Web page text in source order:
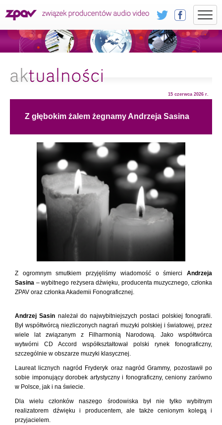
15 czerwca 2026 r.
Z głębokim żalem żegnamy Andrzeja Sasina
Z ogromnym smutkiem przyjęliśmy wiadomość o śmierci Andrzeja
Sasina – wybitnego reżysera dźwięku, producenta muzycznego, członka
ZPAV oraz członka Akademii Fonograficznej.
Andrzej Sasin należał do najwybitniejszych postaci polskiej fonografii.
Był współtwórcą niezliczonych nagrań muzyki polskiej i światowej, przez
wiele lat związanym z Filharmonią Narodową. Jako współtwórca
wytwórni CD Accord współkształtował polski rynek fonograficzny,
szczególnie w obszarze muzyki klasycznej.
Laureat licznych nagród Fryderyk oraz nagród Grammy, pozostawił po
sobie imponujący dorobek artystyczny i fonograficzny, ceniony zarówno
w Polsce, jak i na świecie.
Dla wielu członków naszego środowiska był nie tylko wybitnym
realizatorem dźwięku i producentem, ale także cenionym kolegą i
przyjacielem.